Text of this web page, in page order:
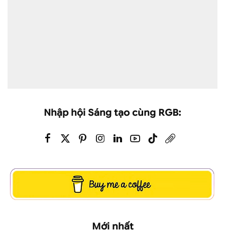
Nhập hội Sáng tạo cùng RGB:
Mới nhất